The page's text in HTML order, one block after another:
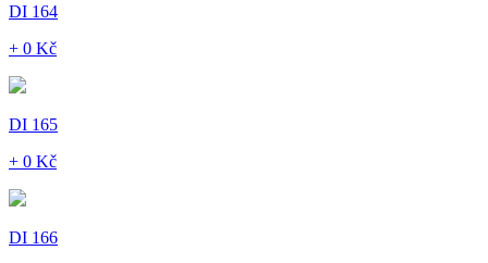
DI 164
+ 0 Kč
DI 165
+ 0 Kč
DI 166